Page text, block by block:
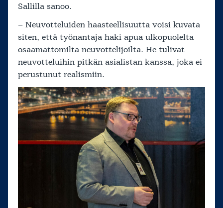
Sallilla sanoo.
– Neuvotteluiden haasteellisuutta voisi kuvata
siten, että työnantaja haki apua ulkopuolelta
osaamattomilta neuvottelijoilta. He tulivat
neuvotteluihin pitkän asialistan kanssa, joka ei
perustunut realismiin.